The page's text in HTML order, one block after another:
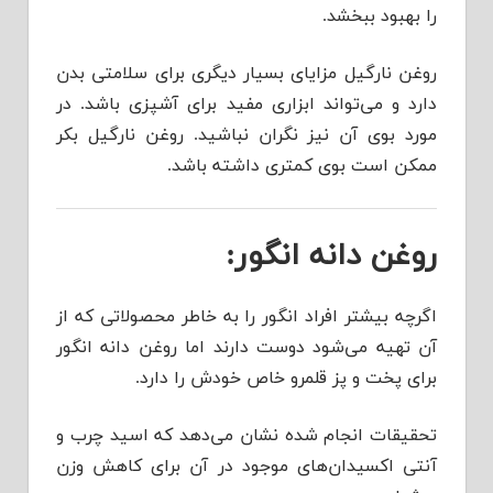
را بهبود ببخشد.
روغن نارگیل مزایای بسیار دیگری برای سلامتی بدن
دارد و می‌تواند ابزاری مفید برای آشپزی باشد. در
مورد بوی آن نیز نگران نباشید. روغن نارگیل بکر
ممکن است بوی کمتری داشته باشد.
روغن دانه انگور:
اگرچه بیشتر افراد انگور را به خاطر محصولاتی که از
آن تهیه می‌شود دوست دارند اما روغن دانه انگور
برای پخت و پز قلمرو خاص خودش را دارد.
تحقیقات انجام شده نشان می‌دهد که اسید چرب و
آنتی اکسیدان‌های موجود در آن برای کاهش وزن